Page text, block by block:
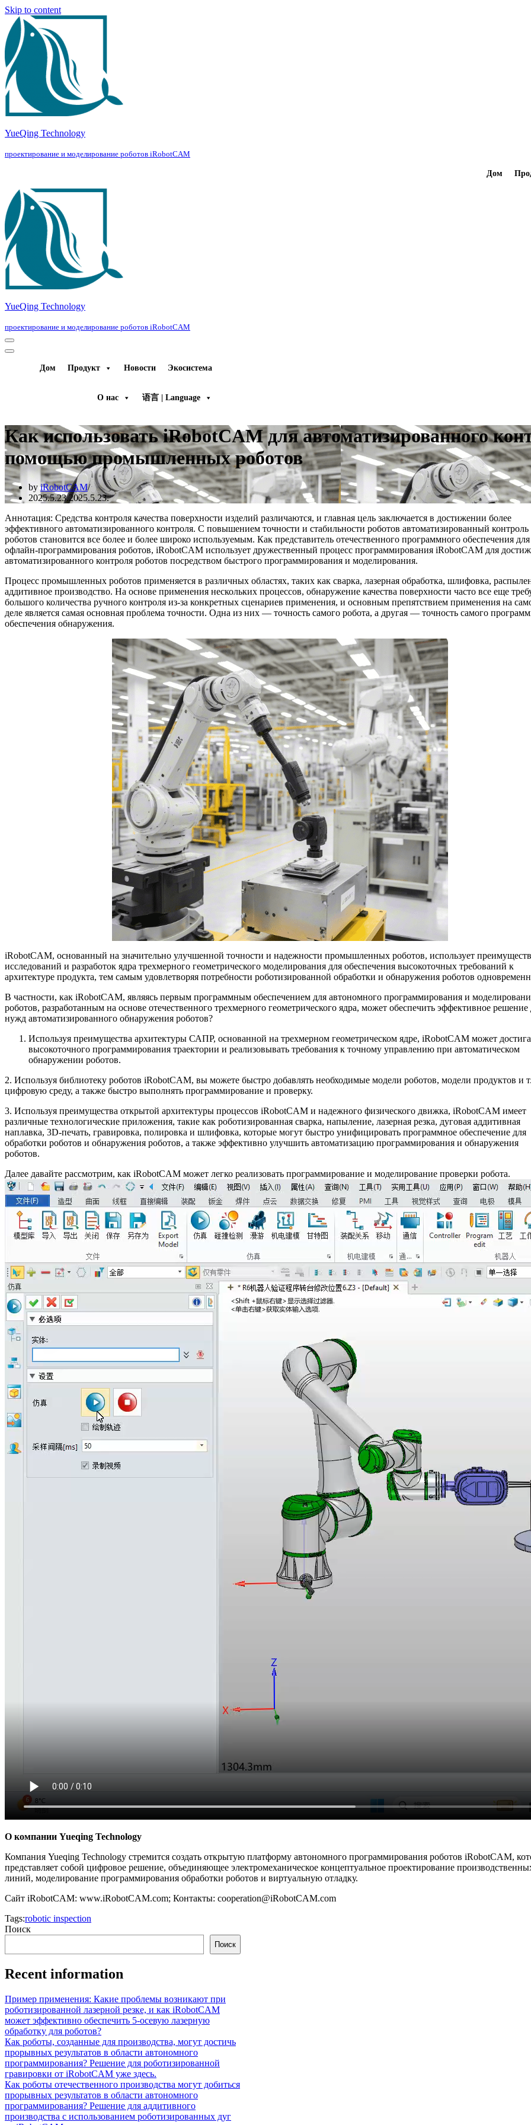
Skip to content
YueQing Technology
проектирование и моделирование роботов iRobotCAM
Дом
YueQing Technology
проектирование и моделирование роботов iRobotCAM
Navigation
Menu
Navigation
Дом Продукт Новости Экосистема
О нас 语言 | Language
Как использовать iRobotCAM для автоматизированного
помощью промышленных роботов
byiRobotCAM
2025.5.23.2025.5.23.
Аннотация: Средства контроля качества поверхности изделий различаются, и главная цель заключается в достижении более
эффективного автоматизированного контроля. С повышением точности и стабильности роботов автоматизированный контроль
роботов становится все более и более широко используемым. Как представитель отечественного программного обеспечения для
офлайн-программирования роботов, iRobotCAM использует дружественный процесс программирования iRobotCAM для
автоматизированного контроля роботов посредством быстрого программирования и моделирования.
Процесс промышленных роботов применяется в различных областях, таких как сварка, лазерная обработка, шлифовка,
аддитивное производство. На основе применения нескольких процессов, обнаружение качества поверхности часто все еще
большого количества ручного контроля из-за конкретных сценариев применения, и основным препятствием применения на
деле является самая основная проблема точности. Одна из них — точность самого робота, а другая — точность самого
обеспечения обнаружения.
iRobotCAM, основанный на значительно улучшенной точности и надежности промышленных роботов, использует
исследований и разработок ядра трехмерного геометрического моделирования для обеспечения высокоточных требований к
архитектуре продукта, тем самым удовлетворяя потребности роботизированной обработки и обнаружения роботов
В частности, как iRobotCAM, являясь первым программным обеспечением для автономного программирования и
роботов, разработанным на основе отечественного трехмерного геометрического ядра, может обеспечить эффективное решение
нужд автоматизированного обнаружения роботов?
Используя преимущества архитектуры САПР, основанной на трехмерном геометрическом ядре, iRobotCAM может
высокоточного программирования траектории и реализовывать требования к точному управлению при автоматическом
обнаружении роботов.
2. Используя библиотеку роботов iRobotCAM, вы можете быстро добавлять необходимые модели роботов, модели продуктов и
цифровую среду, а также быстро выполнять программирование и проверку.
3. Используя преимущества открытой архитектуры процессов iRobotCAM и надежного физического движка, iRobotCAM имеет
различные технологические приложения, такие как роботизированная сварка, напыление, лазерная резка, дуговая аддитивная
наплавка, 3D-печать, гравировка, полировка и шлифовка, которые могут быстро унифицировать программное обеспечение для
обработки роботов и обнаружения роботов, а также эффективно улучшить автоматизацию программирования и обнаружения
роботов.
Далее давайте рассмотрим, как iRobotCAM может легко реализовать программирование и моделирование проверки робота.
О компании Yueqing Technology
Компания Yueqing Technology стремится создать открытую платформу автономного программирования роботов iRobotCAM,
представляет собой цифровое решение, объединяющее электромеханическое концептуальное проектирование
линий, моделирование программирования обработки роботов и виртуальную отладку.
Сайт iRobotCAM: www.iRobotCAM.com; Контакты: cooperation@iRobotCAM.com
Tags:robotic inspection
Поиск
Поиск
Recent information
Пример применения: Какие проблемы возникают при
роботизированной лазерной резке, и как iRobotCAM
может эффективно обеспечить 5-осевую лазерную
обработку для роботов?
Как роботы, созданные для производства, могут достичь
прорывных результатов в области автономного
программирования? Решение для роботизированной
гравировки от iRobotCAM уже здесь.
Как роботы отечественного производства могут добиться
прорывных результатов в области автономного
программирования? Решение для аддитивного
производства с использованием роботизированных дуг